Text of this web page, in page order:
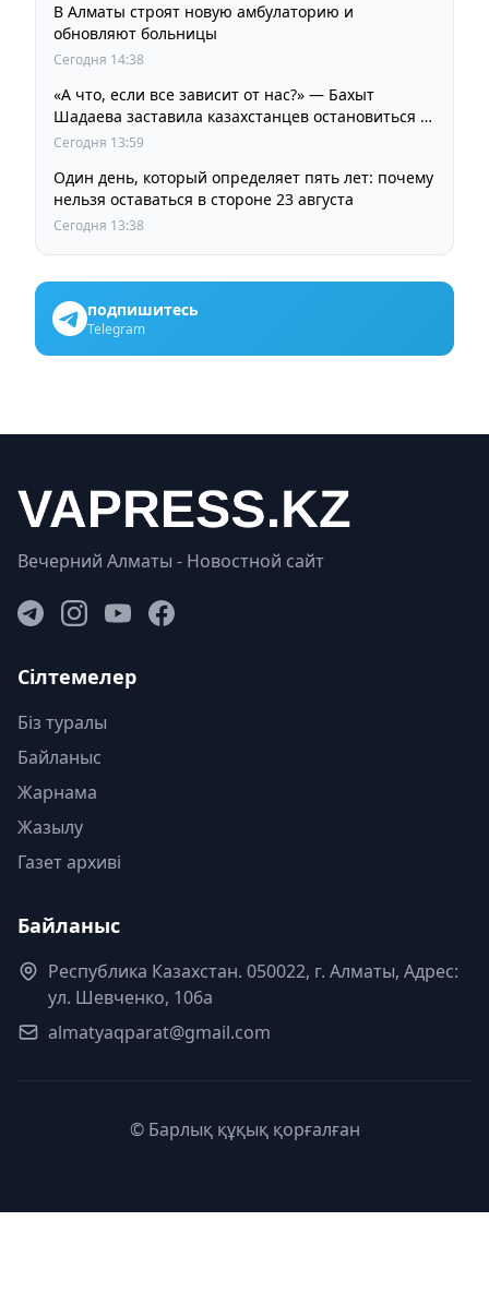
В Алматы строят новую амбулаторию и
обновляют больницы
Сегодня 14:38
«А что, если все зависит от нас?» — Бахыт
Шадаева заставила казахстанцев остановиться и
задуматься
Сегодня 13:59
Один день, который определяет пять лет: почему
нельзя оставаться в стороне 23 августа
Сегодня 13:38
подпишитесь
Telegram
Вечерний Алматы - Новостной сайт
Сілтемелер
Біз туралы
Байланыс
Жарнама
Жазылу
Газет архиві
Байланыс
Республика Казахстан. 050022, г. Алматы, Адрес:
ул. Шевченко, 106а
almatyaqparat@gmail.com
© Барлық құқық қорғалған